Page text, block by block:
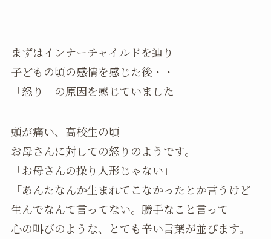
まずはインナーチャイルドを辿り
子どもの頃の感情を感じた後・・
「怒り」の原因を感じていました
頭が痛い、高校生の頃
お母さんに対しての怒りのようです。
「お母さんの操り人形じゃない」
「あんたなんか生まれてこなかったとか言うけど
生んでなんて言ってない。勝手なこと言って」
心の叫びのような、とても辛い言葉が並びます。